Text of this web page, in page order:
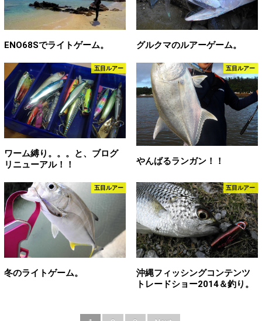
ENO68Sでライトゲーム。 グルクマのルアーゲーム。
五目ルアー
ワーム縛り。。。と、ブログ
リニューアル！！
五目ルアー
やんばるランガン！！
五目ルアー
冬のライトゲーム。
五目ルアー
沖縄フィッシングコンテンツ
トレードショー2014＆釣り。